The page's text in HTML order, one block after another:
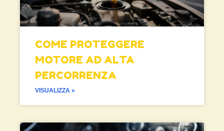
COME PROTEGGERE
MOTORE AD ALTA
PERCORRENZA
VISUALIZZA »